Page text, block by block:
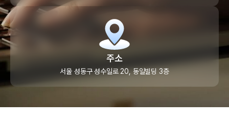
주소
서울 성동구 성수일로 20, 동일빌딩 3층